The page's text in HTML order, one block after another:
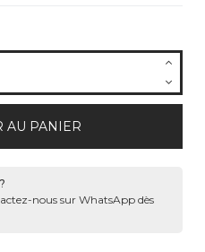
AU PANIER
nous sur WhatsApp dès